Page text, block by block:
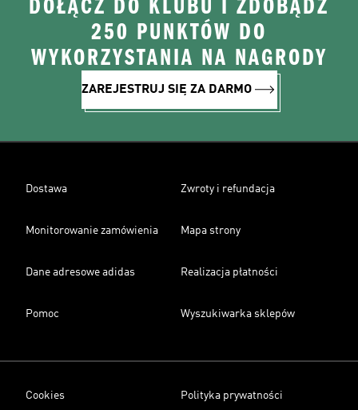
DOŁĄCZ DO KLUBU I ZDOBĄDŹ
250 PUNKTÓW DO
WYKORZYSTANIA NA NAGRODY
ZAREJESTRUJ SIĘ ZA DARMO
Dostawa Zwroty i refundacja
Monitorowanie zamówienia Mapa strony
Dane adresowe adidas Realizacja płatności
Pomoc Wyszukiwarka sklepów
Cookies Polityka prywatności